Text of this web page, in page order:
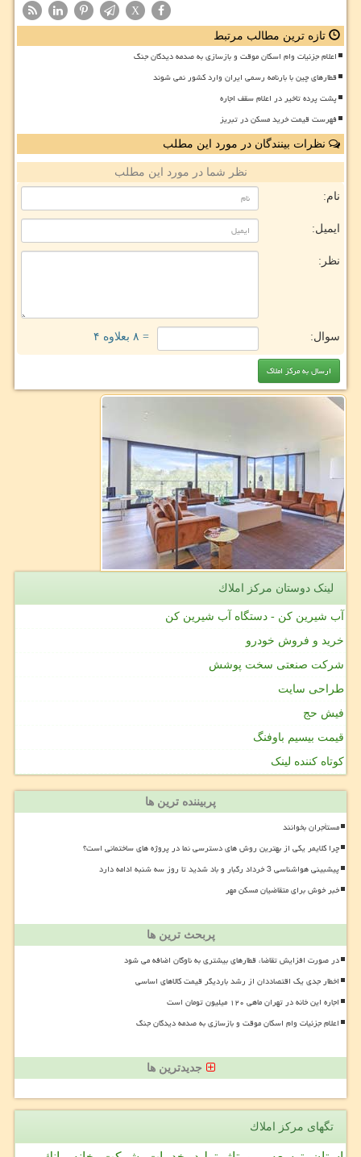
X
تازه ترین مطالب مرتبط
اعلام جزئیات وام اسکان موقت و بازسازی به صدمه دیدگان جنگ
قطارهای چین با بارنامه رسمی ایران وارد کشور نمی شوند
پشت پرده تاخیر در اعلام سقف اجاره
فهرست قیمت خرید مسکن در تبریز
نظرات بینندگان در مورد این مطلب
نظر شما در مورد این مطلب
نام:
ایمیل:
نظر:
سوال: = ۸ بعلاوه ۴
لینک دوستان مركز املاك
آب شیرین کن - دستگاه آب شیرین کن
خرید و فروش خودرو
شرکت صنعتی سخت پوشش
طراحی سایت
فیش حج
قیمت بیسیم باوفنگ
کوتاه کننده لینک
پربیننده ترین ها
مستأجران بخوانند
چرا کلایمر یکی از بهترین روش های دسترسی نما در پروژه های ساختمانی است؟
پیشبینی هواشناسی 3 خرداد رگبار و باد شدید تا روز سه شنبه ادامه دارد
خبر خوش برای متقاضیان مسکن مهر
پربحث ترین ها
در صورت افزایش تقاضا، قطارهای بیشتری به ناوگان اضافه می شود
اخطار جدی یک اقتصاددان از رشد باردیگر قیمت کالاهای اساسی
اجاره این خانه در تهران ماهی ۱۲۰ میلیون تومان است
اعلام جزئیات وام اسکان موقت و بازسازی به صدمه دیدگان جنگ
جدیدترین ها
تگهای مركز املاك